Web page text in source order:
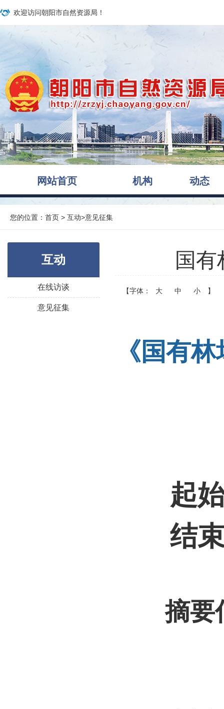
欢迎访问朝阳市自然资源局！
网站首页 机构 动态
您的位置： 首页 > 互动>意见征集
互动
在线访谈
意见征集
国
【字体： 大 中 小 】
《国有
起始
结束
摘要